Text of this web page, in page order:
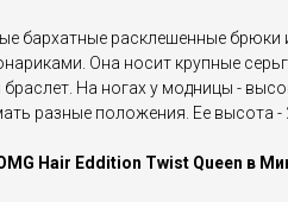
бархатные расклешенные брюки
Она носит крупные
На ногах у модницы -
разные положения. Ее высота -
Hair Eddition Twist Queen в